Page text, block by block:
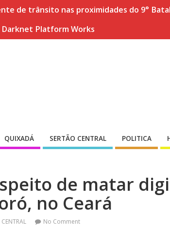
de trânsito nas proximidades do 9°
Platform Works
QUIXADÁ SERTÃO CENTRAL POLITICA
de matar
no Ceará
CENTRAL No Comment